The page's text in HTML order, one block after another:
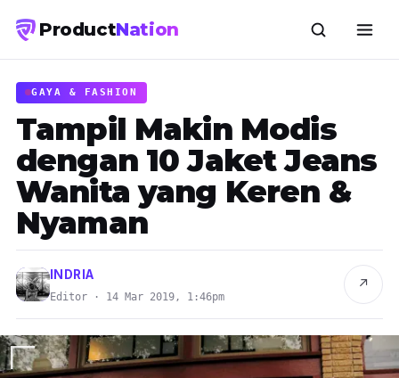
ProductNation
GAYA & FASHION
Tampil Makin Modis
dengan 10 Jaket Jeans
Wanita yang Keren &
Nyaman
INDRIA
Editor · 14 Mar 2019, 1:46pm
↗